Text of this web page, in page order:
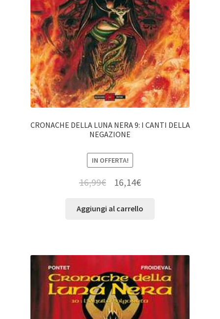
CRONACHE DELLA LUNA NERA 9: I CANTI DELLA
NEGAZIONE
IN OFFERTA!
16,99€ 16,14€
Aggiungi al carrello